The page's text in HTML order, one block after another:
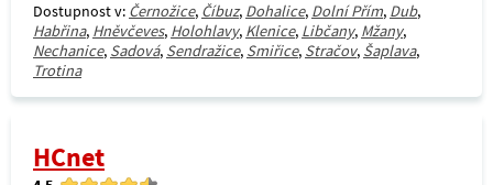
Dostupnost v: Černožice, Číbuz, Dohalice, Dolní Přím, Dub,
Habřina, Hněvčeves, Holohlavy, Klenice, Libčany, Mžany,
Nechanice, Sadová, Sendražice, Smiřice, Stračov, Šaplava,
Trotina
HCnet